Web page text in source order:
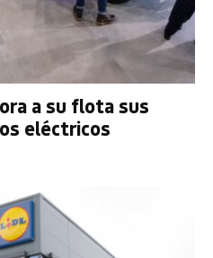
a su flota sus
eléctricos